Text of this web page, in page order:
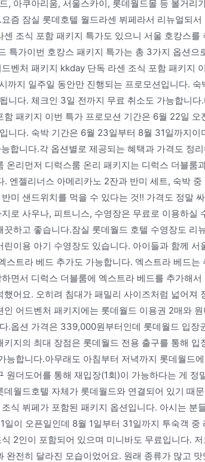
, 아쿠아리움, 서울스카이, 롯데월드몰 등 볼거리
즘 잠실 롯데호텔 월드라센 뷔페라서 리뉴얼되
조식 포함 패키지 특가도 있으니 서울 호캉스를
특가이번 호캉스 패키지 특가는 총 3가지 옵션으
벤처 패키지 kkday 단독 라센 조식 포함 패키지
까지 일주일 동안만 진행되는 프로모션입니다.
니다. 체크인 3일 전까지 무료 취소도 가능합니
패키지 이번 특가 프로모션 기간은 6월 22일 오
니다. 숙박 기간은 6월 23일부터 8월 31일까지이
합니다.각 옵션별로 제공되는 혜택과 가격도 정
온리먼저 디럭스룸 온리 패키지는 디럭스 더블룸
엔젤리너스 아메리카노 2잔과 반미 세트, 숙박 중
미 샌드위치를 먹을 수 있다는 것!! 가격도 정말
로 사우나, 피트니스, 수영장은 무료로 이용하실
하고 좋습니다.잠실 롯데월드 호텔 수영장도 리
이용 아기 수영장도 있습니다. 아이들과 함께 서
스트라 베드 추가도 가능합니다. 엑스트라 베드는
면서 디럭스 더블룸에 엑스트라 베드를 추가해
어요. 오히려 침대가 패밀리 사이즈처럼 넓어져
어드벤처 패키지에는 롯데월드 이용권 2매와
.옵션 가격은 339,000원부터인데 롯데월드 입장
지의 최대 장점은 롯데월드 전용 출구를 통해 입
능합니다.아무래도 아침부터 저녁까지 롯데월드
원더도어를 통해 재입장(1회)이 가능하다는 게 정
월드호텔 자체가 롯데월드와 연결되어 있기 때
식 뷔페가 포함된 패키지 옵션입니다. 아시는 분
이 오픈일인데 8월 1일부터 31일까지 투숙객 중
2인이 포함되어 있으며 미니바도 무료입니다.
완전히 달라진 모습이었어요. 원래 종류가 많고